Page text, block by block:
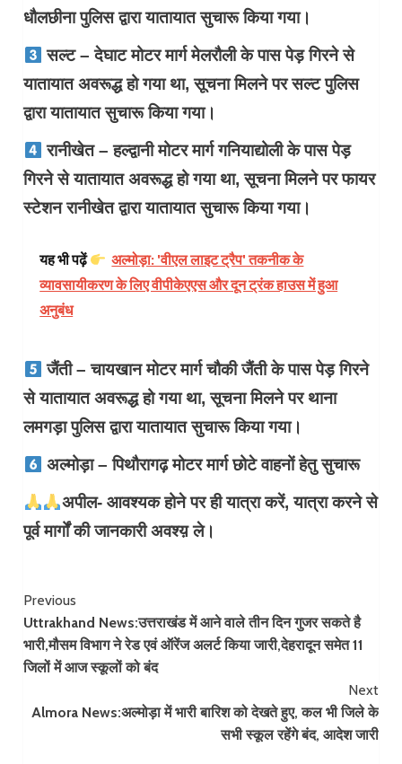
धौलछीना पुलिस द्वारा यातायात सुचारू किया गया।
सल्ट – देघाट मोटर मार्ग मेलरौली के पास पेड़ गिरने से
यातायात अवरूद्ध हो गया था, सूचना मिलने पर सल्ट पुलिस
द्वारा यातायात सुचारू किया गया।
रानीखेत – हल्द्वानी मोटर मार्ग गनियाद्योली के पास पेड़
गिरने से यातायात अवरूद्ध हो गया था, सूचना मिलने पर फायर
स्टेशन रानीखेत द्वारा यातायात सुचारू किया गया।
यह भी पढ़ें
अल्मोड़ा: 'वीएल लाइट ट्रैप' तकनीक के
व्यावसायीकरण के लिए वीपीकेएएस और दून ट्रंक हाउस में हुआ
अनुबंध
जैंती – चायखान मोटर मार्ग चौकी जैंती के पास पेड़ गिरने
से यातायात अवरूद्ध हो गया था, सूचना मिलने पर थाना
लमगड़ा पुलिस द्वारा यातायात सुचारू किया गया।
अल्मोड़ा – पिथौरागढ़ मोटर मार्ग छोटे वाहनों हेतु सुचारू
अपील- आवश्यक होने पर ही यात्रा करें, यात्रा करने से
पूर्व मार्गों की जानकारी अवश्य़ ले।
Continue
Reading
Previous
Uttrakhand News:उत्तराखंड में आने वाले तीन दिन गुजर सकते है
भारी,मौसम विभाग ने रेड एवं ऑरेंज अलर्ट किया जारी,देहरादून समेत 11​
जिलों में आज स्कूलों को बंद
Next
Almora News:अल्मोड़ा में भारी बारिश को देखते हुए, कल भी जिले के
सभी स्कूल रहेंगे बंद, आदेश जारी